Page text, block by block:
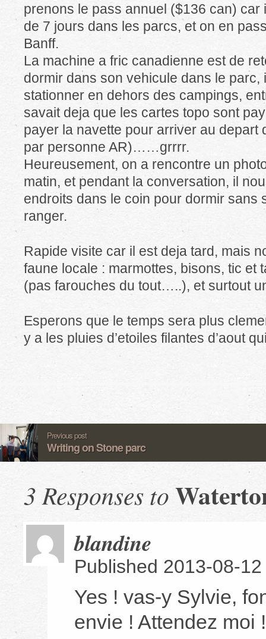
prenons le pass annuel ($136 can) car
de 7 jours dans les parcs, et on en
Banff.
La machine a fric canadienne est de
dormir dans son vehicule dans le parc,
stationner en dehors des campings,
savait deja que les cartes topo sont
payer la navette pour arriver au depart
par personne AR)……grrrr.
Heureusement, on a rencontre un
matin, et pendant la conversation, il
endroits dans le coin pour dormir sans
ranger.
Rapide visite car il est deja tard, mais
faune locale : marmottes, bisons, tic et
(pas farouches du tout…..), et surtout
Esperons que le temps sera plus
y a les pluies d’etoiles filantes d’aout
Previous post
Writing on Stone parc
3 Responses to
blandine
Published 2013-08-
Yes ! vas-y Sylvie,
envie ! Attendez moi